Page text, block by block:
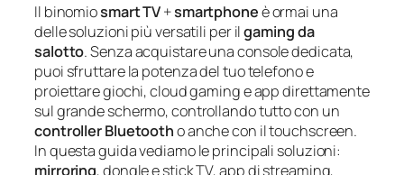
Il binomiosmart TV+smartphoneè ormai una
delle soluzioni più versatili per ilgaming da
salotto. Senza acquistare una console dedicata,
puoi sfruttare la potenza del tuo telefono e
proiettare giochi, cloud gaming e app direttamente
sul grande schermo, controllando tutto con un
controller Bluetootho anche con il touchscreen.
In questa guida vediamo le principali soluzioni:
mirroring, dongle e stick TV, app di streaming,